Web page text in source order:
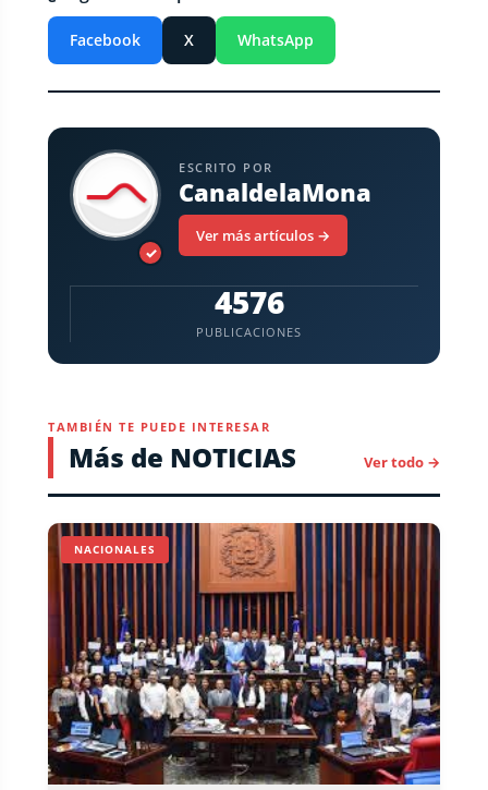
Facebook X WhatsApp
✓
ESCRITO POR
CanaldelaMona
Ver más artículos →
4576
PUBLICACIONES
TAMBIÉN TE PUEDE INTERESAR
Más de NOTICIAS Ver todo →
NACIONALES